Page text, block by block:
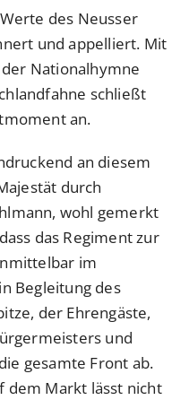
des Neusser
und appelliert. Mit
Nationalhymne
schließt
an.
an diesem
durch
wohl gemerkt
das Regiment zur
im
Begleitung des
der Ehrengäste,
und
gesamte Front ab.
dem Markt lässt nicht